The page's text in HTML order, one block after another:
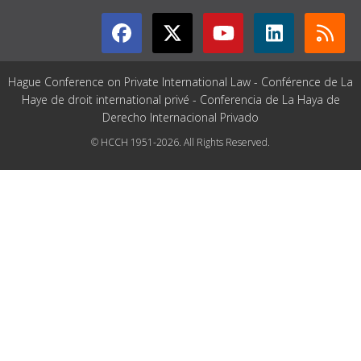
Hague Conference on Private International Law - Conférence de La
Haye de droit international privé - Conferencia de La Haya de
Derecho Internacional Privado
© HCCH 1951-2026. All Rights Reserved.